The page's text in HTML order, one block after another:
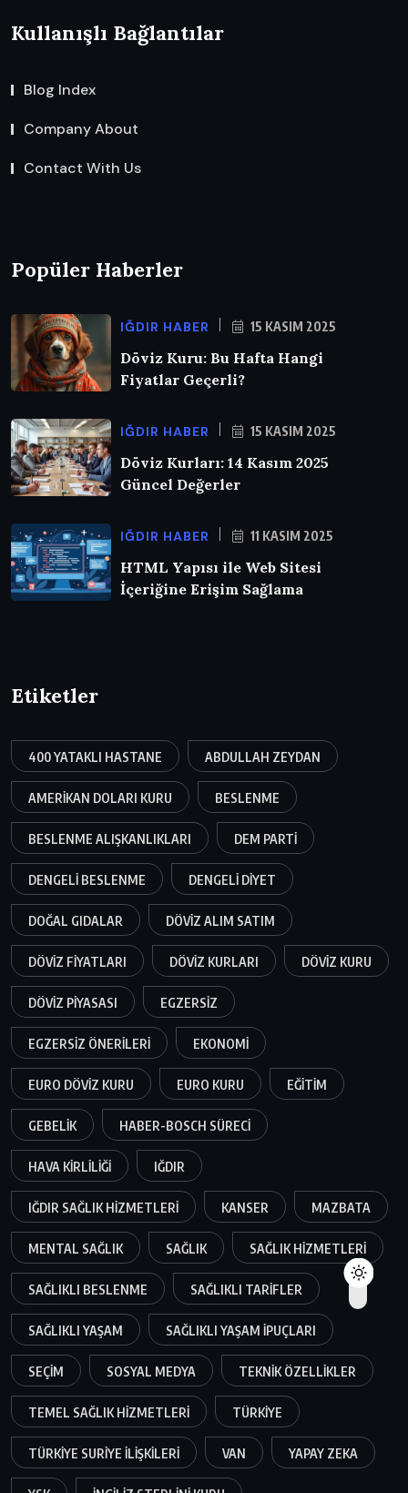
Kullanışlı Bağlantılar
Blog Index
Company About
Contact With Us
Popüler Haberler
IĞDIR HABER 15 KASIM 2025
Döviz Kuru: Bu Hafta Hangi
Fiyatlar Geçerli?
IĞDIR HABER 15 KASIM 2025
Döviz Kurları: 14 Kasım 2025
Güncel Değerler
IĞDIR HABER 11 KASIM 2025
HTML Yapısı ile Web Sitesi
İçeriğine Erişim Sağlama
Etiketler
400 YATAKLI HASTANE ABDULLAH ZEYDAN
AMERIKAN DOLARI KURU BESLENME
BESLENME ALIŞKANLIKLARI DEM PARTI
DENGELI BESLENME DENGELI DIYET
DOĞAL GIDALAR DÖVIZ ALIM SATIM
DÖVIZ FIYATLARI DÖVIZ KURLARI DÖVIZ KURU
DÖVIZ PIYASASI EGZERSIZ
EGZERSIZ ÖNERILERI EKONOMI
EURO DÖVIZ KURU EURO KURU EĞITIM
GEBELIK HABER-BOSCH SÜRECI
HAVA KIRLILIĞI IĞDIR
IĞDIR SAĞLIK HIZMETLERI KANSER MAZBATA
MENTAL SAĞLIK SAĞLIK SAĞLIK HIZMETLERI
SAĞLIKLI BESLENME SAĞLIKLI TARIFLER
SAĞLIKLI YAŞAM SAĞLIKLI YAŞAM IPUÇLARI
SEÇIM SOSYAL MEDYA TEKNIK ÖZELLIKLER
TEMEL SAĞLIK HIZMETLERI TÜRKIYE
TÜRKIYE SURIYE ILIŞKILERI VAN YAPAY ZEKA